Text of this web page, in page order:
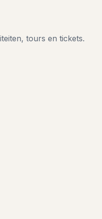
tours en tickets.